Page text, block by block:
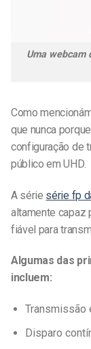
Uma webcam
Como
que nunca
configuração de
público em UHD.
A série série fp
altamente capaz
fiável para
Algumas das
incluem:
Transmissão
Disparo